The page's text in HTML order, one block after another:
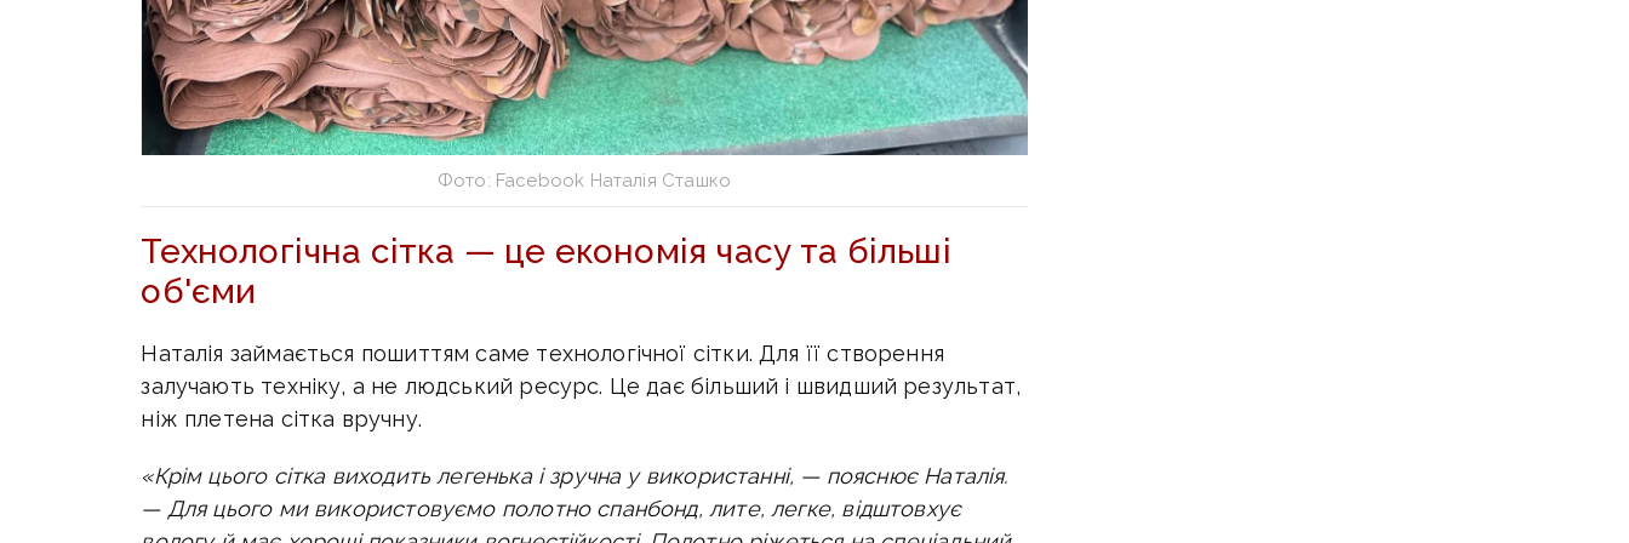
Фото: Facebook Наталія Сташко
Технологічна сітка — це економія часу та більші
об'єми
Наталія займається пошиттям саме технологічної сітки. Для її створення
залучають техніку, а не людський ресурс. Це дає більший і швидший результат,
ніж плетена сітка вручну.
«Крім цього сітка виходить легенька і зручна у використанні, — пояснює Наталія.
— Для цього ми використовуємо полотно спанбонд, лите, легке, відштовхує